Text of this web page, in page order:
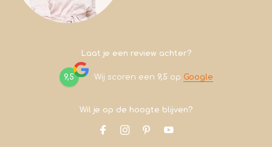
Laat je een review achter?
9,5 Wij scoren een 9,5 op Google
Wil je op de hoogte blijven?